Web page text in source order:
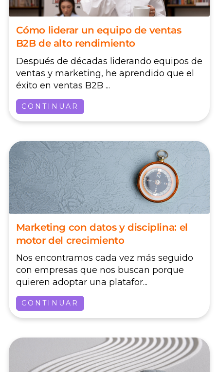
Cómo liderar un equipo de ventas
B2B de alto rendimiento
Después de décadas liderando equipos de
ventas y marketing, he aprendido que el
éxito en ventas B2B ...
CONTINUAR
Marketing con datos y disciplina: el
motor del crecimiento
Nos encontramos cada vez más seguido
con empresas que nos buscan porque
quieren adoptar una platafor...
CONTINUAR